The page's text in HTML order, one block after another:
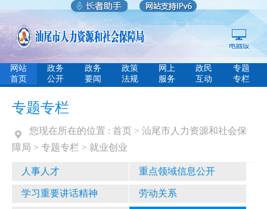
网站
首页
政务
公开
政务
要闻
政策
法规
网上
服务
政民
互动
专题
专栏
专题专栏
您现在所在的位置 : 首页 > 汕尾市人力资源和社会保
障局 > 专题专栏 > 就业创业
人事人才 重点领域信息公开
学习重要讲话精神 劳动关系